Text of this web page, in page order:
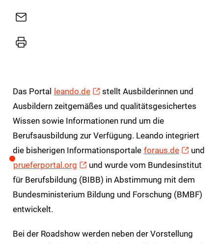
E-
Drucker
Das Portal leando.de
stellt Ausbilderinnen und
Ausbildern zeitgemäßes und qualitätsgesichertes
Wissen sowie Informationen rund um die
Berufsausbildung zur Verfügung. Leando integriert
die bisherigen Informationsportale foraus.de
und
prueferportal.org
und wurde vom Bundesinstitut
für Berufsbildung (BIBB) in Abstimmung mit dem
Bundesministerium Bildung und Forschung (BMBF)
entwickelt.
Bei der Roadshow werden neben der Vorstellung